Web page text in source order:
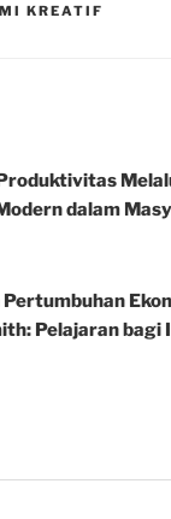
KREATIF
dalam
Pelajaran bagi